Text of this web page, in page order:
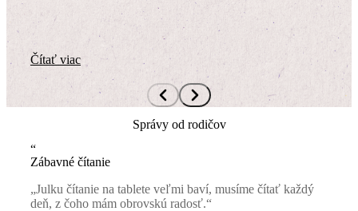
Čítať viac
Správy od rodičov
“
Zábavné čítanie
„Julku čítanie na tablete veľmi baví, musíme čítať každý
deň, z čoho mám obrovskú radosť.“